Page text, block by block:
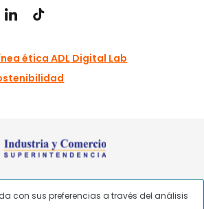
con sus preferencias a través del análisis